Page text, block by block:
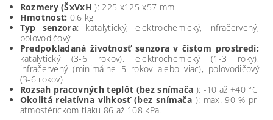
Rozmery (ŠxVxH ): 225 x125 x57 mm
Hmotnosť: 0,6 kg
Typ senzora: katalytický, elektrochemický, infračervený,
polovodičový
Predpokladaná životnosť senzora v čistom prostredí:
katalytický (3-6 rokov), elektrochemický (1-3 roky),
infračervený (minimálne 5 rokov alebo viac), polovodičový
(3-6 rokov)
Rozsah pracovných teplôt (bez snímača ): -10 až +40 °C
Okolitá relatívna vlhkosť (bez snímača ): max. 90 % pri
atmosférickom tlaku 86 až 108 kPa.